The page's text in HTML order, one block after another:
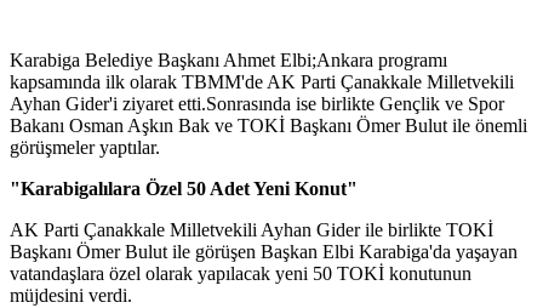
Karabiga Belediye Başkanı Ahmet Elbi;Ankara programı
kapsamında ilk olarak TBMM'de AK Parti Çanakkale Milletvekili
Ayhan Gider'i ziyaret etti.Sonrasında ise birlikte Gençlik ve Spor
Bakanı Osman Aşkın Bak ve TOKİ Başkanı Ömer Bulut ile önemli
görüşmeler yaptılar.
"Karabigalılara Özel 50 Adet Yeni Konut"
AK Parti Çanakkale Milletvekili Ayhan Gider ile birlikte TOKİ
Başkanı Ömer Bulut ile görüşen Başkan Elbi Karabiga'da yaşayan
vatandaşlara özel olarak yapılacak yeni 50 TOKİ konutunun
müjdesini verdi.